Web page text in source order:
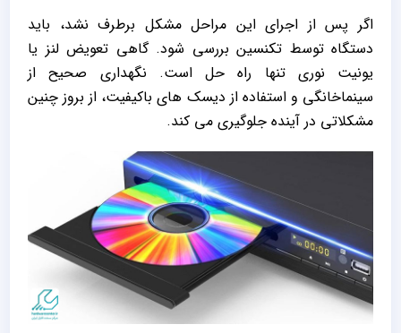
اگر پس از اجرای این مراحل مشکل برطرف نشد، باید
دستگاه توسط تکنسین بررسی شود. گاهی تعویض لنز یا
یونیت نوری تنها راه ‌حل است. نگهداری صحیح از
سینماخانگی و استفاده از دیسک‌ های باکیفیت، از بروز چنین
مشکلاتی در آینده جلوگیری می‌ کند.